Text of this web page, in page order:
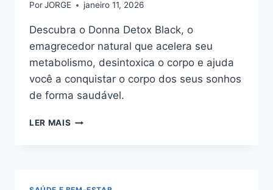
PorJORGE janeiro 11, 2026
Descubra o Donna Detox Black, o
emagrecedor natural que acelera seu
metabolismo, desintoxica o corpo e ajuda
você a conquistar o corpo dos seus sonhos
de forma saudável.
LER MAIS DONNA